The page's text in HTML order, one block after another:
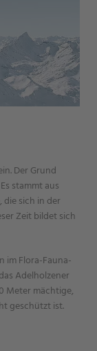
Der Grund
stammt aus
sich in der
Zeit bildet sich
im Flora-Fauna-
Adelholzener
Meter mächtige,
geschützt ist.